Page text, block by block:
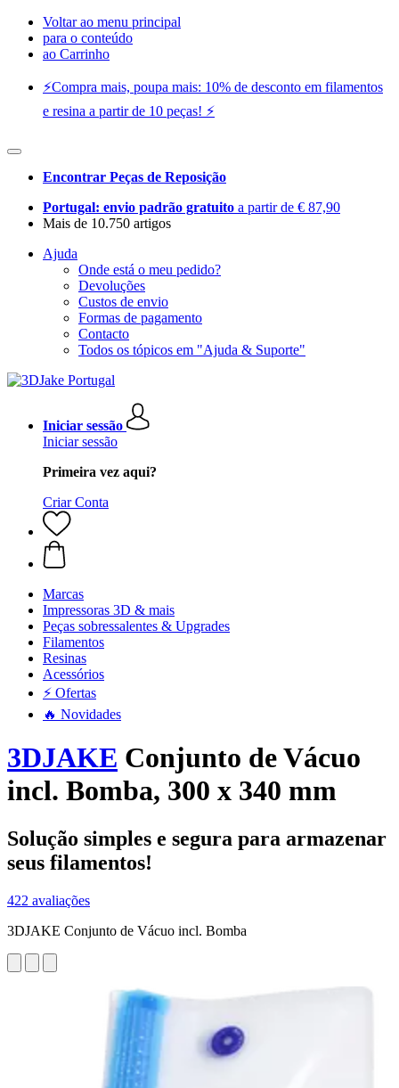
Voltar ao menu principal
para o conteúdo
ao Carrinho
⚡️Compra mais, poupa mais: 10% de desconto em filamentos
e resina a partir de 10 peças! ⚡️
Encontrar Peças de Reposição
Portugal: envio padrão gratuito a partir de € 87,90
Mais de 10.750 artigos
Ajuda
Onde está o meu pedido?
Devoluções
Custos de envio
Formas de pagamento
Contacto
Todos os tópicos em "Ajuda & Suporte"
Iniciar sessão
Iniciar sessão
Primeira vez aqui?
Criar Conta
Marcas
Impressoras 3D & mais
Peças sobressalentes & Upgrades
Filamentos
Resinas
Acessórios
⚡ Ofertas
🔥 Novidades
3DJAKE Conjunto de Vácuo
incl. Bomba, 300 x 340 mm
Solução simples e segura para armazenar
seus filamentos!
422 avaliações
3DJAKE Conjunto de Vácuo incl. Bomba